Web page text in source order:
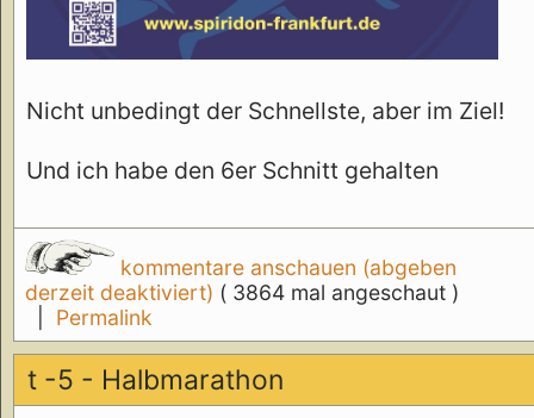
Nicht unbedingt der Schnellste, aber im Ziel!
Und ich habe den 6er Schnitt gehalten
kommentare anschauen (abgeben
derzeit deaktiviert) ( 3864 mal angeschaut )
Permalink
t -5 - Halbmarathon